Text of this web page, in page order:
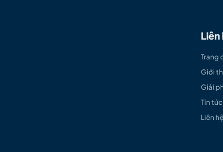
Trang
Giới
Giải
Tin tức
Liên hệ